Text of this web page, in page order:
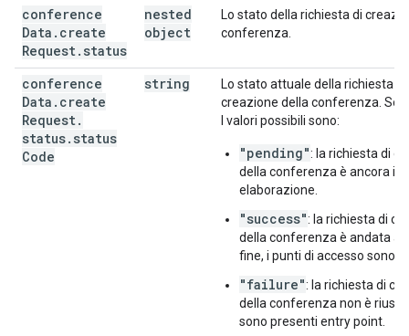
conference
Data . create
Request. status
nested
object
Lo stato della richiesta di
conferenza.
conference
Data . create
Request.
status. status
Code
string
Lo stato attuale della richiesta di
creazione della conferenza.
I valori possibili sono:
"pending": la richiesta di
della conferenza è ancora in
elaborazione.
"success": la richiesta di
della conferenza è andata a
fine, i punti di accesso sono
"failure": la richiesta di
della conferenza non è
sono presenti entry point.